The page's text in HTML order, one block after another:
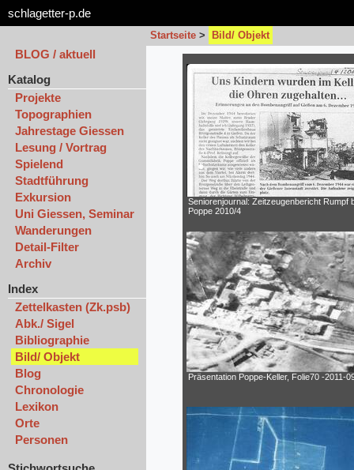
schlagetter-p.de
Startseite > Bild/ Objekt
BLOG / aktuell
Katalog
Projekte
Topographien
Jahrestage Giessen
Lesung / Vortrag
Spielend
Stadtführung
Exkursion
Uni Giessen, Seminar
Wanderungen
Detail-Filter
Archiv
Index
Zettelkasten (Zk.psb)
Abk./ Sigel
Bibliographie
Bild/ Objekt
Blog
Chronologie
Lexikon
Orte
Personen
Seniorenjournal: Zeitzeugenbericht Rumpf
Poppe 2010/4
Präsentation Poppe-Keller, Folie70 -2011-